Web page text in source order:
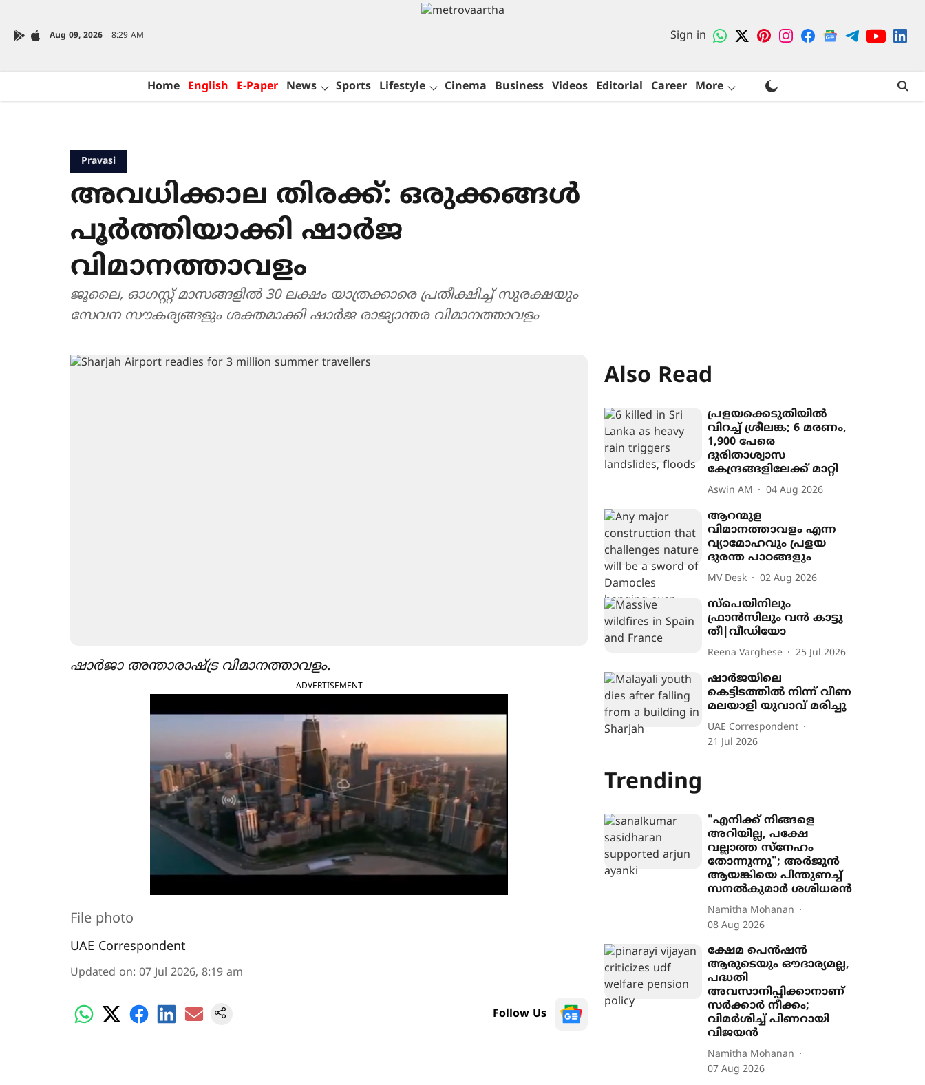
Aug 09, 2026 8:29 AM Sign in
Home English E-Paper News Sports Lifestyle Cinema Business Videos Editorial Career More
Pravasi
അവധിക്കാല തിരക്ക്: ഒരുക്കങ്ങൾ
പൂർത്തിയാക്കി ഷാർജ
വിമാനത്താവളം
ജൂലൈ, ഓഗസ്റ്റ് മാസങ്ങളിൽ 30 ലക്ഷം യാത്രക്കാരെ പ്രതീക്ഷിച്ച് സുരക്ഷയും
സേവന സൗകര്യങ്ങളും ശക്തമാക്കി ഷാർജ രാജ്യാന്തര വിമാനത്താവളം
ഷാർജാ അന്താരാഷ്ട്ര വിമാനത്താവളം.
ADVERTISEMENT
File photo
UAE Correspondent
Updated on: 07 Jul 2026, 8:19 am
Follow Us
Also Read
പ്രളയക്കെടുതിയിൽ
വിറച്ച് ശ്രീലങ്ക; 6 മരണം,
1,900 പേരെ
ദുരിതാശ്വാസ
കേന്ദ്രങ്ങളിലേക്ക് മാറ്റി
Aswin AM 04 Aug 2026
ആറന്മുള
വിമാനത്താവളം എന്ന
വ്യാമോഹവും പ്രളയ
ദുരന്ത പാഠങ്ങളും
MV Desk 02 Aug 2026
സ്പെയിനിലും
ഫ്രാൻസിലും വൻ കാട്ടു
തീ|വീഡിയോ
Reena Varghese 25 Jul 2026
ഷാർജയിലെ
കെട്ടിടത്തിൽ നിന്ന് വീണ
മലയാളി യുവാവ് മരിച്ചു
UAE Correspondent
21 Jul 2026
Trending
"എനിക്ക് നിങ്ങളെ
അറിയില്ല, പക്ഷേ
വല്ലാത്ത സ്നേഹം
തോന്നുന്നു"; അർജുൻ
ആയങ്കിയെ പിന്തുണച്ച്
സനൽകുമാർ ശശിധരൻ
Namitha Mohanan
08 Aug 2026
ക്ഷേമ പെൻഷൻ
ആരുടെയും ഔദാര്യമല്ല,
പദ്ധതി
അവസാനിപ്പിക്കാനാണ്
സർക്കാർ നീക്കം;
വിമർശിച്ച് പിണറായി
വിജയൻ
Namitha Mohanan
07 Aug 2026